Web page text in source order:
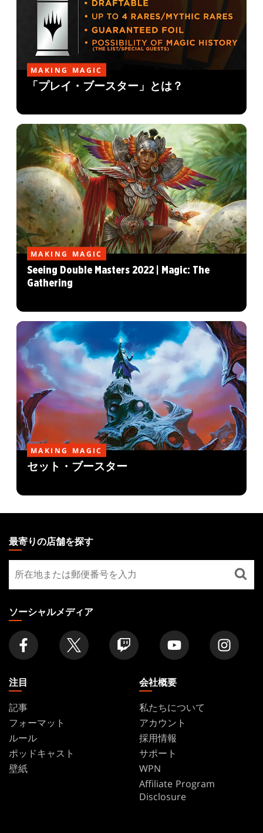
MAKING MAGIC
「プレイ・ブースター」とは？
MAKING MAGIC
Seeing Double Masters 2022 | Magic: The
Gathering
MAKING MAGIC
セット・ブースター
THE
GATHERING
FOOTER
最寄りの店舗を探す
寄
り
の
店
舗
を
探
ソーシャルメディア
注目
記事
フォーマット
ルール
ポッドキャスト
壁紙
会社概要
私たちについて
アカウント
採用情報
サポート
WPN
Affiliate Program
Disclosure